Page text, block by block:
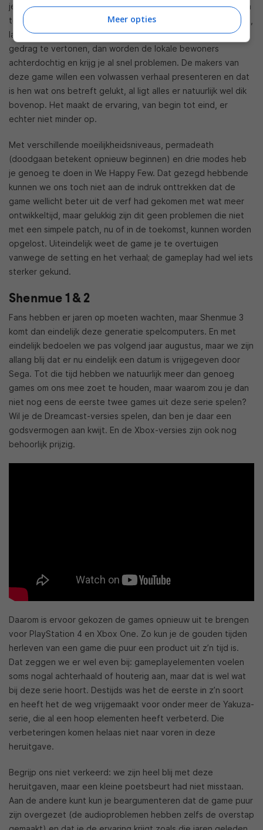
je zo’n griezelige vibe over je heen. Het intrigeert en zet aan
tot spelen, wat heel vaak neerkomt op meedoen met de rest,
lachen en je ‘happy pills’ innemen. Val je op door ander
gedrag te vertonen, dan worden de lokale bewoners
achterdochtig en krijg je al snel problemen. De makers van
deze game willen een volwassen verhaal presenteren en dat
is hen wat ons betreft gelukt, al ligt alles er natuurlijk wel dik
bovenop. Het maakt de ervaring, van begin tot eind, er
echter niet minder op.
Met verschillende moeilijkheidsniveaus, permadeath
(doodgaan betekent opnieuw beginnen) en drie modes heb
je genoeg te doen in We Happy Few. Dat gezegd hebbende
kunnen we ons toch niet aan de indruk onttrekken dat de
game wellicht beter uit de verf had gekomen met wat meer
ontwikkeltijd, maar gelukkig zijn dit geen problemen die niet
met een simpele patch, nu of in de toekomst, kunnen worden
opgelost. Uiteindelijk weet de game je te overtuigen
vanwege de setting en het verhaal; de gameplay had wel iets
sterker gekund.
Shenmue 1 & 2
Fans hebben er jaren op moeten wachten, maar Shenmue 3
komt dan eindelijk deze generatie spelcomputers. En met
eindelijk bedoelen we pas volgend jaar augustus, maar we zijn
allang blij dat er nu eindelijk een datum is vrijgegeven door
Sega. Tot die tijd hebben we natuurlijk meer dan genoeg
games om ons mee zoet te houden, maar waarom zou je dan
niet nog eens de eerste twee games uit deze serie spelen?
Wil je de Dreamcast-versies spelen, dan ben je daar een
godsvermogen aan kwijt. En de Xbox-versies zijn ook nog
behoorlijk prijzig.
Daarom is ervoor gekozen de games opnieuw uit te brengen
voor PlayStation 4 en Xbox One. Zo kun je de gouden tijden
herleven van een game die puur een product uit z’n tijd is.
Dat zeggen we er wel even bij: gameplayelementen voelen
soms nogal achterhaald of houterig aan, maar dat is wel wat
bij deze serie hoort. Destijds was het de eerste in z’n soort
en heeft het de weg vrijgemaakt voor onder meer de Yakuza-
serie, die al een hoop elementen heeft verbeterd. Die
verbeteringen komen helaas niet naar voren in deze
heruitgave.
Begrijp ons niet verkeerd: we zijn heel blij met deze
heruitgaven, maar een kleine poetsbeurt had niet misstaan.
Aan de andere kunt kun je beargumenteren dat de game puur
zijn overgezet (de audioproblemen hebben zelfs de overstap
Meer opties